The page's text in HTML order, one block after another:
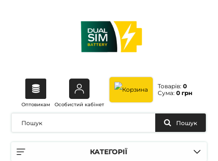
Оптовикам Особистий кабінет
Товарів: 0
Сума: 0 грн
КАТЕГОРІЇ
Пошук